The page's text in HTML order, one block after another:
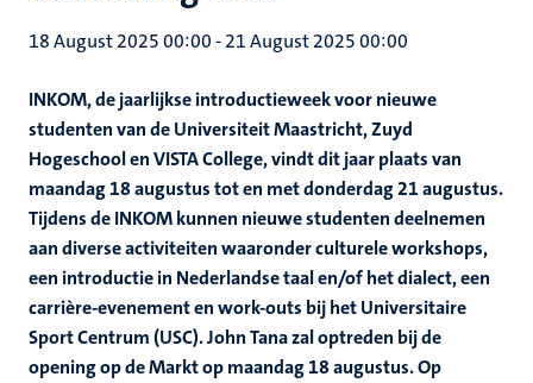
18 August 2025 00:00-21 August 2025 00:00
INKOM, de jaarlijkse introductieweek voor nieuwe
studenten van de Universiteit Maastricht, Zuyd
Hogeschool en VISTA College, vindt dit jaar plaats van
maandag 18 augustus tot en met donderdag 21 augustus.
Tijdens de INKOM kunnen nieuwe studenten deelnemen
aan diverse activiteiten waaronder culturele workshops,
een introductie in Nederlandse taal en/of het dialect, een
carrière-evenement en work-outs bij het Universitaire
Sport Centrum (USC). John Tana zal optreden bij de
opening op de Markt op maandag 18 augustus. Op